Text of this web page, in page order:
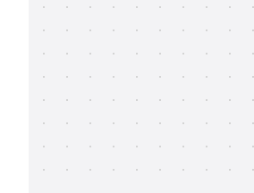
知识分享社区